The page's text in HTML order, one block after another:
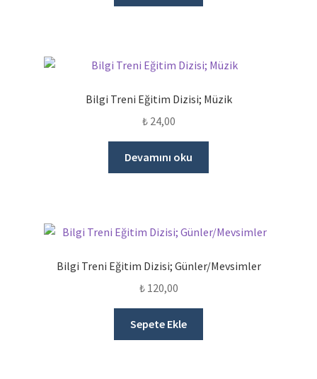
Bilgi Treni Eğitim Dizisi; Müzik
₺24,00
Devamını oku
Bilgi Treni Eğitim Dizisi; Günler/Mevsimler
₺120,00
Sepete Ekle